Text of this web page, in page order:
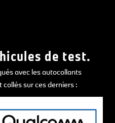
de test.
avec les autocollants
sur ces derniers :